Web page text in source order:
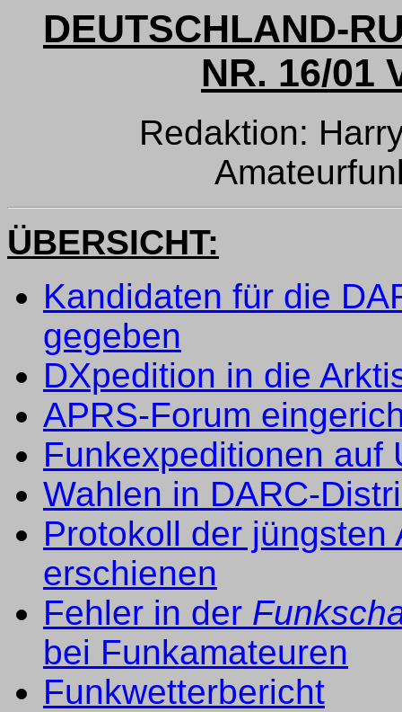
DEUTSCHLAND-
NR. 16/01
Redaktion:
ÜBERSICHT:
Kandidaten für die
gegeben
DXpedition in die
APRS-Forum
Funkexpeditionen auf
Wahlen in DARC-
Protokoll der jüngsten
erschienen
Fehler in der
bei Funkamateuren
Funkwetterbericht